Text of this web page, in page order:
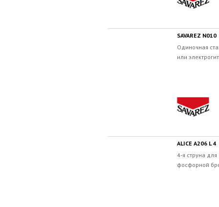
SAVAREZ N010
Одиночная
или
ALICE A206 L 4
4-я струна
фосфорной